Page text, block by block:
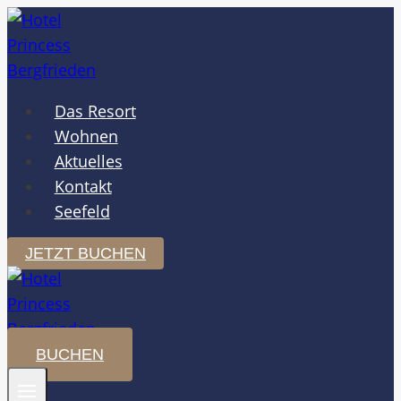
Zum
Inhalt
springen
Das Resort
Wohnen
Aktuelles
Kontakt
Seefeld
JETZT BUCHEN
BUCHEN